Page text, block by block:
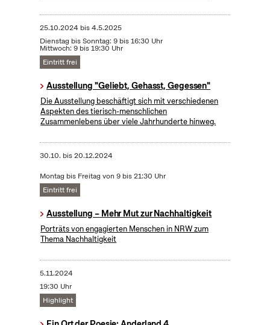
25.10.2024 bis4.5.2025
Dienstag bis Sonntag: 9 bis 16:30 Uhr
Mittwoch: 9 bis 19:30 Uhr
Eintritt frei
Ausstellung "Geliebt, Gehasst, Gegessen"
Die Ausstellung beschäftigt sich mit verschiedenen
Aspekten des tierisch-menschlichen
Zusammenlebens über viele Jahrhunderte hinweg.
30.10. bis20.12.2024
Montag bis Freitag von 9 bis 21:30 Uhr
Eintritt frei
Ausstellung – Mehr Mut zur Nachhaltigkeit
Porträts von engagierten Menschen in NRW zum
Thema Nachhaltigkeit
5.11.2024
19:30 Uhr
Highlight